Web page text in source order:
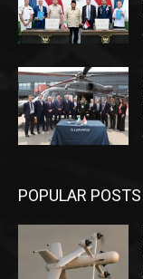
POPULAR POSTS